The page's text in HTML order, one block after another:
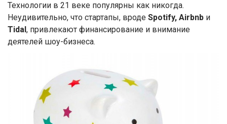
Технологии в 21 веке популярны как никогда.
Неудивительно, что стартапы, вроде Spotify, Airbnb и
Tidal, привлекают финансирование и внимание
деятелей шоу-бизнеса.